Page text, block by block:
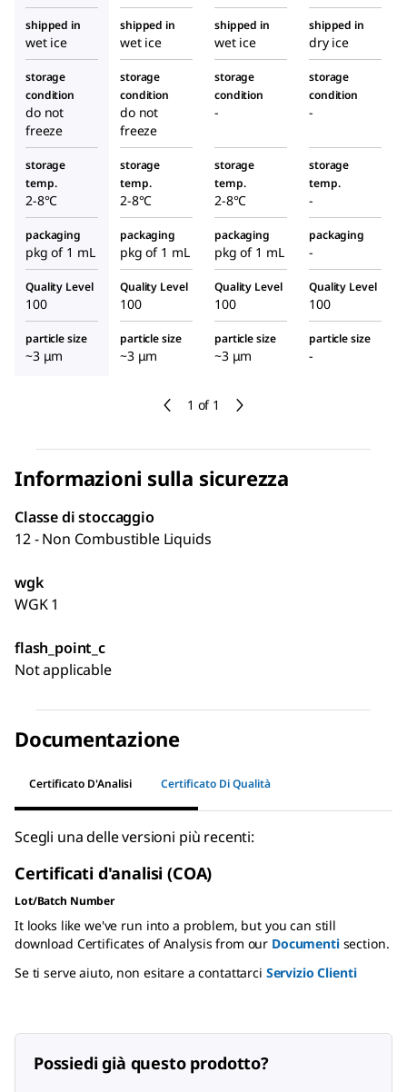
1 of 1
shipped in
wet ice
shipped in
wet ice
shipped in
wet ice
shipped in
dry ice
storage
condition
do not
freeze
storage
condition
do not
freeze
storage
condition
-
storage
condition
-
storage
temp.
2-8°C
storage
temp.
2-8°C
storage
temp.
2-8°C
storage
temp.
-
packaging
pkg of 1 mL
packaging
pkg of 1 mL
packaging
pkg of 1 mL
packaging
-
Quality Level
100
Quality Level
100
Quality Level
100
Quality Level
100
particle size
~3 μm
particle size
~3 μm
particle size
~3 μm
particle size
-
Informazioni sulla sicurezza
Classe di stoccaggio
12 - Non Combustible Liquids
wgk
WGK 1
flash_point_c
Not applicable
Documentazione
Certificato D'Analisi Certificato Di Qualità
Scegli una delle versioni più recenti:
Certificati d'analisi (COA)
Lot/Batch Number
It looks like we've run into a problem, but you can still
download Certificates of Analysis from our Documentisection.
Se ti serve aiuto, non esitare a contattarci Servizio Clienti
Possiedi già questo prodotto?